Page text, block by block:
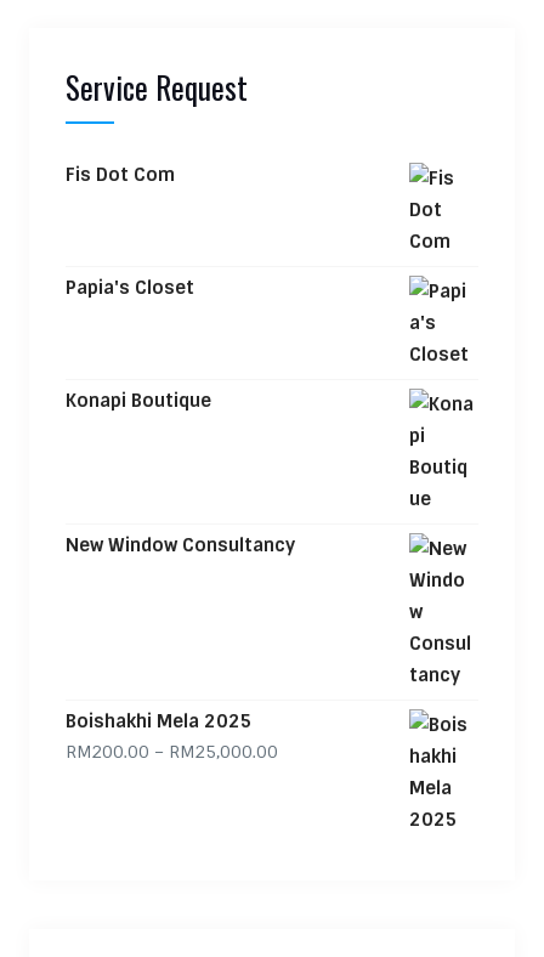
Service Request
Fis Dot Com
Papia's Closet
Konapi Boutique
New Window Consultancy
Boishakhi Mela 2025
RM200.00 – RM25,000.00Price range: RM200.00 through